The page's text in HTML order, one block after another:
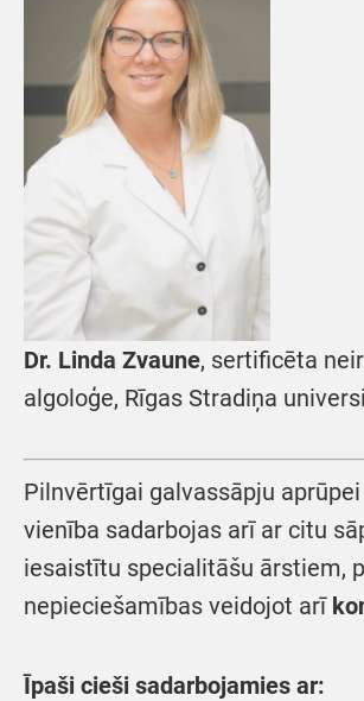
Dr. Linda Zvaune, sertificēta
algoloģe, Rīgas Stradiņa
Pilnvērtīgai galvassāpju
vienība sadarbojas arī ar citu
iesaistītu specialitāšu ārstiem,
nepieciešamības veidojot arī
Īpaši cieši sadarbojamies ar: